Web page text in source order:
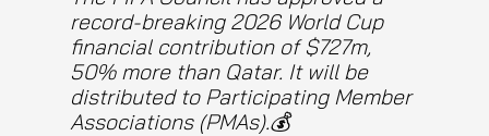
record-breaking 2026 World Cup
financial contribution of $727m,
50% more than Qatar. It will be
distributed to Participating Member
Associations (PMAs).💰